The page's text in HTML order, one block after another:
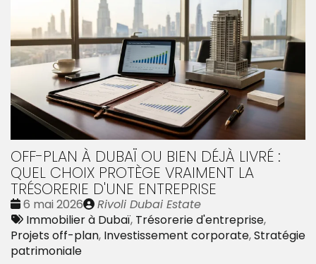
OFF-PLAN À DUBAÏ OU BIEN DÉJÀ LIVRÉ :
QUEL CHOIX PROTÈGE VRAIMENT LA
TRÉSORERIE D'UNE ENTREPRISE
Date
:
6 mai 2026
Publié
par
Rivoli Dubai Estate
Tags
:
Immobilier à Dubaï, Trésorerie d'entreprise,
Projets off-plan, Investissement corporate,Stratégie
patrimoniale